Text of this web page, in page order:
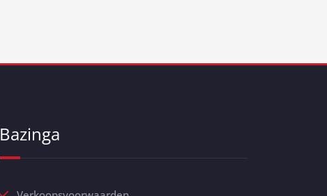
Bazinga